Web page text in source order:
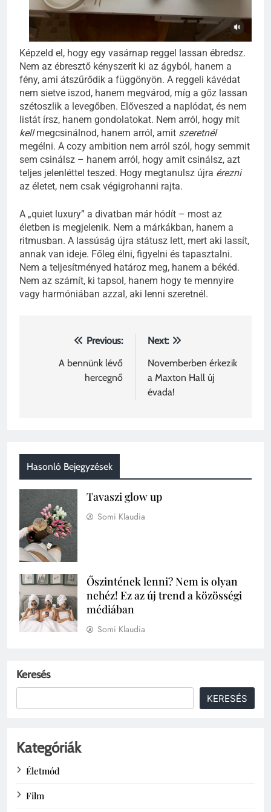
Képzeld el, hogy egy vasárnap reggel lassan ébredsz.
Nem az ébresztő kényszerít ki az ágyból, hanem a
fény, ami átszűrődik a függönyön. A reggeli kávédat
nem sietve iszod, hanem megvárod, míg a gőz lassan
szétoszlik a levegőben. Előveszed a naplódat, és nem
listát írsz, hanem gondolatokat. Nem arról, hogy mit
kellmegcsinálnod, hanem arról, amit szeretnél
megélni. A cozy ambition nem arról szól, hogy semmit
sem csinálsz – hanem arról, hogy amit csinálsz, azt
teljes jelenléttel teszed. Hogy megtanulsz újra érezni
az életet, nem csak végigrohanni rajta.
A „quiet luxury” a divatban már hódít – most az
életben is megjelenik. Nem a márkákban, hanem a
ritmusban. A lassúság újra státusz lett, mert aki lassít,
annak van ideje. Főleg élni, figyelni és tapasztalni.
Nem a teljesítményed határoz meg, hanem a békéd.
Nem az számít, ki tapsol, hanem hogy te mennyire
vagy harmóniában azzal, aki lenni szeretnél.
Bejegyzés
navigáció
Previous:
A bennünk lévő
hercegnő
Next:
Novemberben érkezik
a Maxton Hall új
évada!
Hasonló Bejegyzések
Tavaszi glow up
Somi Klaudia
Őszintének lenni? Nem is olyan
nehéz! Ez az új trend a közösségi
médiában
Somi Klaudia
Keresés
KERESÉS
Kategóriák
Életmód
Film